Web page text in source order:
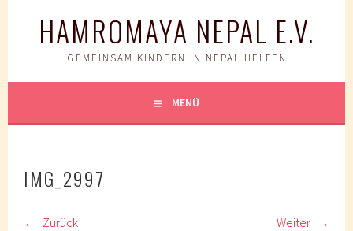
HAMROMAYA NEPAL E.V.
GEMEINSAM KINDERN IN NEPAL HELFEN
MENÜ
IMG_2997
Zurück Weiter